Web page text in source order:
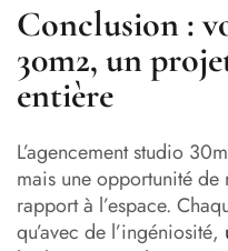
Conclusion :
30m2, un
entière
L’agencement studio
mais une opportunité de
rapport à l’espace.
qu’avec de l’ingéniosité,